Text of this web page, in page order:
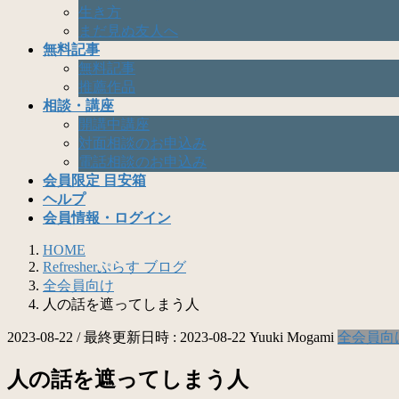
生き方
まだ見ぬ友人へ
無料記事
無料記事
推薦作品
相談・講座
開講中講座
対面相談のお申込み
電話相談のお申込み
会員限定 目安箱
ヘルプ
会員情報・ログイン
HOME
Refresherぷらす ブログ
全会員向け
人の話を遮ってしまう人
2023-08-22 / 最終更新日時 : 2023-08-22 Yuuki Mogami 全会員向
人の話を遮ってしまう人